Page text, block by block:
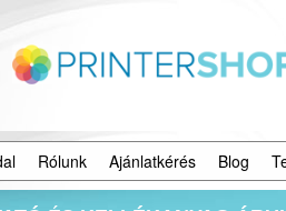
Rólunk Ajánlatkérés Blog